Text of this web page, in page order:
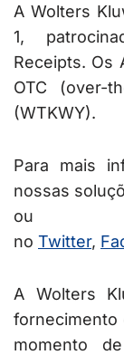
A Wolters
1,
Receipts. Os
OTC (over-
(WTKWY).
Para mais
nossas
ou
no Twitter,
A Wolters
fornecimento
momento